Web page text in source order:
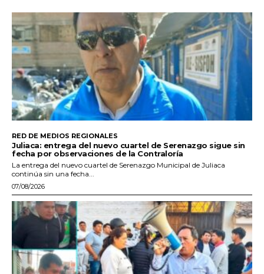
RED DE MEDIOS REGIONALES
Juliaca: entrega del nuevo cuartel de Serenazgo sigue sin
fecha por observaciones de la Contraloría
La entrega del nuevo cuartel de Serenazgo Municipal de Juliaca
continúa sin una fecha...
07/08/2026